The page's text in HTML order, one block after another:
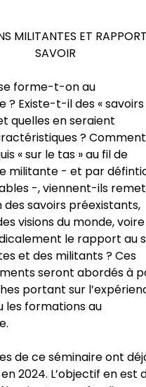
doctorants
Sociales - Lauréat.e.s Prix de
nationale du doctorat
MILITANTES ET
SAVOIR
forme-t-on au
? Existe-t-il des « savoirs
quelles en seraient
?
« sur le tas » au fil de
militante - et par
-, viennent-ils
des savoirs préexistants,
visions du monde, voire
le rapport au
et des militants ? Ces
seront abordés à
portant sur
les formations au
de ce séminaire ont
2024. L’objectif en est